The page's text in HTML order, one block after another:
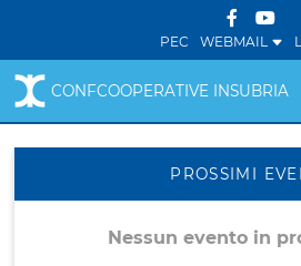
PEC WEBMAIL
CONFCOOPERATIVE INSUBRIA
PROSSIMI
Nessun evento in